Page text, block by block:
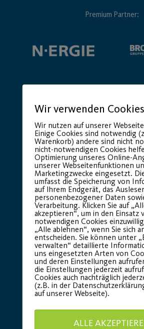
Premium Partner:
Basic Partner:
Wir verwenden Cookies
Wir nutzen auf unserer
Einige Cookies sind notwendig
Warenkorb) andere sind nicht
nicht-notwendigen Cookies
Optimierung unseres Online-
unserer Webseitenfunktionen
Marketingzwecke eingesetzt.
umfasst die Speicherung von
auf Ihrem Endgerät, das
personenbezogener Daten
Verarbeitung. Klicken Sie auf
akzeptieren“, um in den Einsatz
notwendigen Cookies
„Alle ablehnen“, wenn Sie sich
entscheiden. Sie können unter
verwalten“ detaillierte
uns eingesetzten Arten von
und deren Einstellungen
die Einstellungen jederzeit
Cookies auch nachträglich
(z.B. in der
auf unserer Webseite).
ALLE